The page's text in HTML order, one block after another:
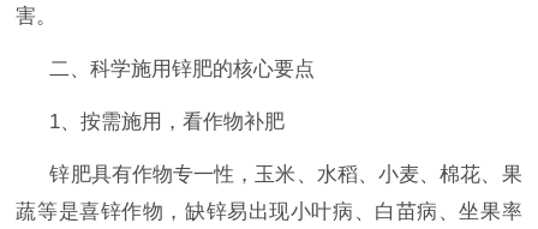
害。
二、科学施用锌肥的核心要点
1、按需施用，看作物补肥
锌肥具有作物专一性，玉米、水稻、小麦、棉花、果
蔬等是喜锌作物，缺锌易出现小叶病、白苗病、坐果率